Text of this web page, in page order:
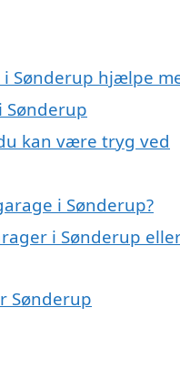
Sønderup hjælpe
kan være tryg ved
i Sønderup?
i Sønderup
Sønderup